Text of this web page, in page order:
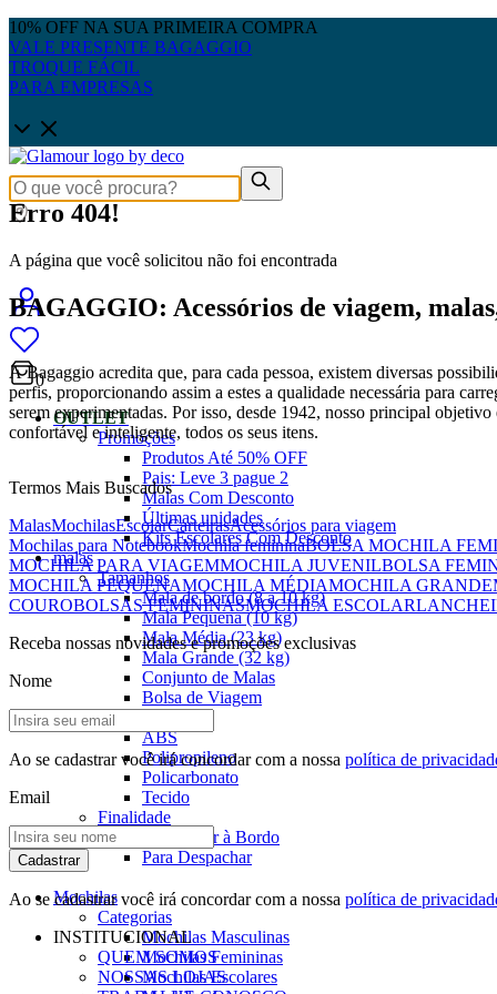
10% OFF NA SUA PRIMEIRA COMPRA
VALE PRESENTE BAGAGGIO
TROQUE FÁCIL
PARA EMPRESAS
0
OUTLET
Promoções
Produtos Até 50% OFF
Pais: Leve 3 pague 2
Malas Com Desconto
Últimas unidades
Kits Escolares Com Desconto
malas
Tamanhos
Mala de bordo (8 a 10 kg)
Mala Pequena (10 kg)
Mala Média (23 kg)
Mala Grande (32 kg)
Conjunto de Malas
Bolsa de Viagem
Materiais
ABS
Polipropileno
Policarbonato
Tecido
Finalidade
Para Levar à Bordo
Para Despachar
Mochilas
Categorias
Mochilas Masculinas
Mochilas Femininas
Mochilas Escolares
Erro 404!
A página que você solicitou não foi encontrada
BAGAGGIO: Acessórios de viagem,
A Bagaggio acredita que, para cada pessoa, existem diversas
perfis, proporcionando assim a estes a qualidade necessária para
serem experimentadas. Por isso, desde 1942, nosso principal
confortável e inteligente, todos os seus itens.
Termos Mais Buscados
MalasMochilasEscolarCarteirasAcessórios para viagem
Mochilas para NotebookMochila femininaBOLSA MOCHILA
MOCHILA PARA VIAGEMMOCHILA JUVENILBOLSA
MOCHILA PEQUENAMOCHILA MÉDIAMOCHILA GRANDE
COUROBOLSAS FEMININASMOCHILA ESCOLAR
Receba nossas novidades e promoções exclusivas
Nome
Ao se cadastrar você irá concordar com a nossa política de
Email
Cadastrar
Ao se cadastrar você irá concordar com a nossa política de
INSTITUCIONAL
QUEM SOMOS
NOSSAS LOJAS